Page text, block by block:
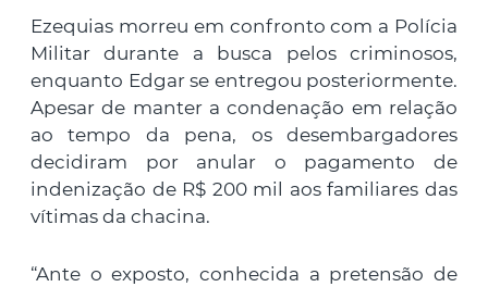
Ezequias morreu em confronto com a Polícia
Militar durante a busca pelos criminosos,
enquanto Edgar se entregou posteriormente.
Apesar de manter a condenação em relação
ao tempo da pena, os desembargadores
decidiram por anular o pagamento de
indenização de R$ 200 mil aos familiares das
vítimas da chacina.
“Ante o exposto, conhecida a pretensão de